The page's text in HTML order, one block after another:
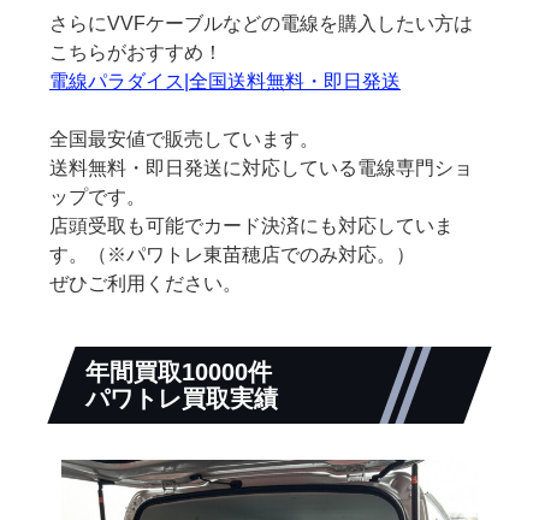
さらにVVFケーブルなどの電線を購入したい方は
こちらがおすすめ！
電線パラダイス|全国送料無料・即日発送
全国最安値で販売しています。
送料無料・即日発送に対応している電線専門ショ
ップです。
店頭受取も可能でカード決済にも対応していま
す。（※パワトレ東苗穂店でのみ対応。）
ぜひご利用ください。
年間買取10000件
パワトレ買取実績